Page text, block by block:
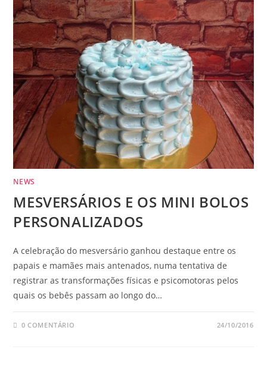
NEWS
MESVERSÁRIOS E OS MINI BOLOS
PERSONALIZADOS
A celebração do mesversário ganhou destaque entre os
papais e mamães mais antenados, numa tentativa de
registrar as transformações físicas e psicomotoras pelos
quais os bebês passam ao longo do…
0 COMENTÁRIO 24/10/2016